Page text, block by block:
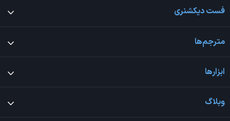
فست دیکشنری
مترجم‌ها
ابزارها
وبلاگ